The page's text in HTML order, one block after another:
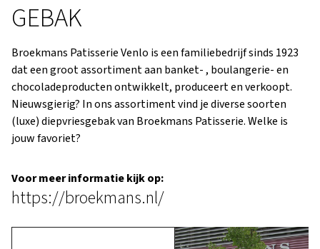
GEBAK
Broekmans Patisserie Venlo is een familiebedrijf sinds 1923
dat een groot assortiment aan banket- , boulangerie- en
chocoladeproducten ontwikkelt, produceert en verkoopt.
Nieuwsgierig? In ons assortiment vind je diverse soorten
(luxe) diepvriesgebak van Broekmans Patisserie. Welke is
jouw favoriet?
Voor meer informatie kijk op:
https://broekmans.nl/